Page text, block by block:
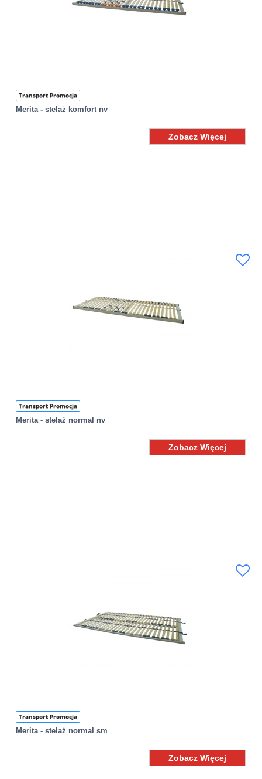
Transport Promocja
Merita - stelaż komfort nv
Zobacz Więcej
Transport Promocja
Merita - stelaż normal nv
Zobacz Więcej
Transport Promocja
Merita - stelaż normal sm
Zobacz Więcej